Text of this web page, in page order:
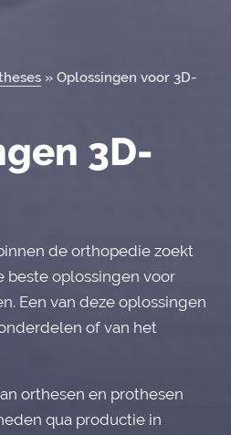
» Oplossingen voor 3D-
3D-
de orthopedie zoekt
beste oplossingen voor
Een van deze oplossingen
of van het
orthesen en prothesen
qua productie in